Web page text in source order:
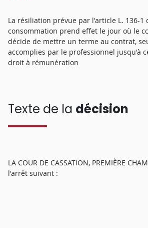
La résiliation prévue par l'article L. 136-1
consommation prend effet le jour où le
décide de mettre un terme au contrat,
accomplies par le professionnel jusqu'à
droit à rémunération
Texte de la décision
LA COUR DE CASSATION, PREMIÈRE
l'arrêt suivant :